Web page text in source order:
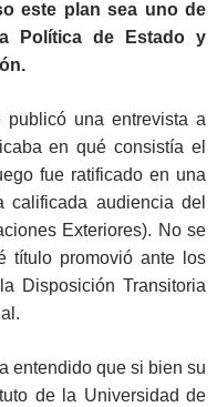
este plan sea uno de
Política de Estado y
una entrevista a
en qué consistía el
fue ratificado en una
calificada audiencia del
Exteriores). No se
título promovió ante los
Disposición Transitoria
entendido que si bien su
de la Universidad de